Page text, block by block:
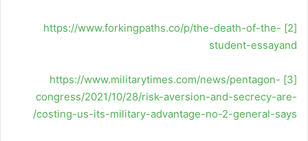
[2]
https://www.forkingpaths.co/p/the-death-of-the-
student-essayand
[3]
https://www.militarytimes.com/news/pentagon-
congress/2021/10/28/risk-aversion-and-secrecy-are-
costing-us-its-military-advantage-no-2-general-says/